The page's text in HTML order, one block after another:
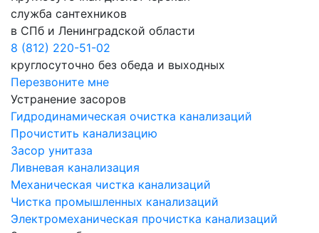
служба сантехников
в СПб и Ленинградской области
8 (812) 220-51-02
круглосуточно без обеда и выходных
Перезвоните мне
Устранение засоров
Гидродинамическая очистка канализаций
Прочистить канализацию
Засор унитаза
Ливневая канализация
Механическая чистка канализаций
Чистка промышленных канализаций
Электромеханическая прочистка канализаций